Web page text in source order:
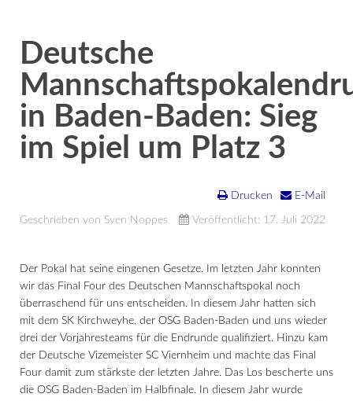
Deutsche
in Baden-Baden: Sieg
im Spiel um Platz 3
Drucken E-Mail
Geschrieben von Sven Noppes Veröffentlicht: 17. Juli 2022
Der Pokal hat seine eingenen Gesetze. Im letzten Jahr konnten
wir das Final Four des Deutschen Mannschaftspokal noch
überraschend für uns entscheiden. In diesem Jahr hatten sich
mit dem SK Kirchweyhe, der OSG Baden-Baden und uns wieder
drei der Vorjahresteams für die Endrunde qualifiziert. Hinzu kam
der Deutsche Vizemeister SC Viernheim und machte das Final
Four damit zum stärkste der letzten Jahre. Das Los bescherte uns
die OSG Baden-Baden im Halbfinale. In diesem Jahr wurde